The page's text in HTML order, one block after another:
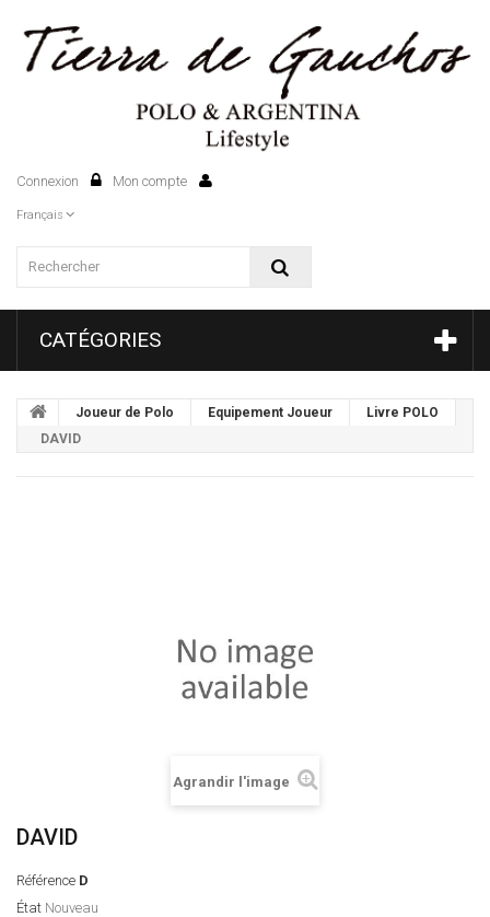
Connexion Mon compte
Français
CATÉGORIES
Joueur de Polo Equipement Joueur
Livre POLO
DAVID
Agrandir l'image
DAVID
Référence D
État Nouveau